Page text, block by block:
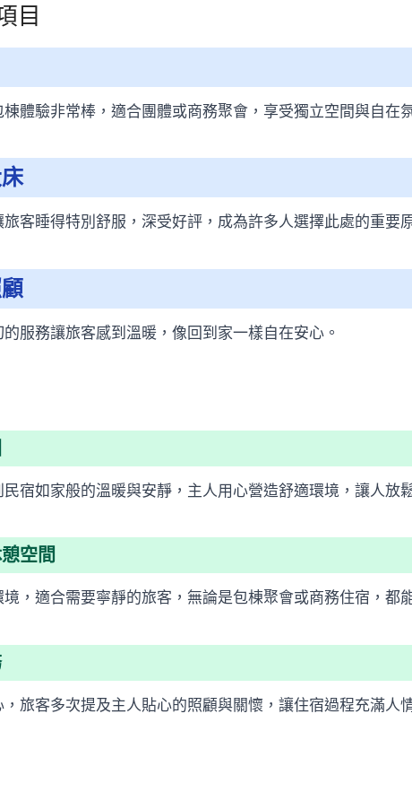
目
體驗非常棒，適合團體或商務聚會，享受獨立空間與自在
客睡得特別舒服，深受好評，成為許多人選擇此處的重要
服務讓旅客感到溫暖，像回到家一樣自在安心。
宿如家般的溫暖與安靜，主人用心營造舒適環境，讓人放
空間
，適合需要寧靜的旅客，無論是包棟聚會或商務住宿，都
旅客多次提及主人貼心的照顧與關懷，讓住宿過程充滿人